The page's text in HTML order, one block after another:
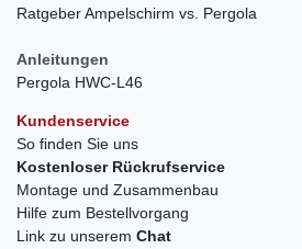
Ratgeber Ampelschirm vs. Pergola
Anleitungen
Pergola HWC-L46
Kundenservice
So finden Sie uns
Kostenloser Rückrufservice
Montage und Zusammenbau
Hilfe zum Bestellvorgang
Link zu unserem Chat